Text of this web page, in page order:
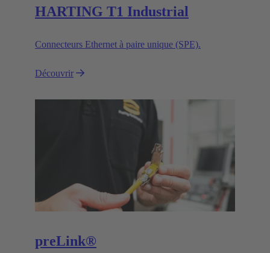
HARTING T1 Industrial
Connecteurs Ethernet à paire unique (SPE).
Découvrir
preLink®